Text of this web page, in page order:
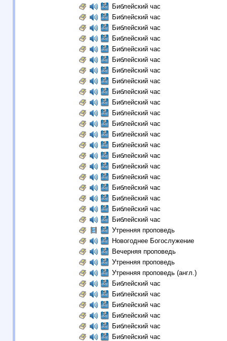
Библейский час
Библейский час
Библейский час
Библейский час
Библейский час
Библейский час
Библейский час
Библейский час
Библейский час
Библейский час
Библейский час
Библейский час
Библейский час
Библейский час
Библейский час
Библейский час
Библейский час
Библейский час
Библейский час
Библейский час
Библейский час
Утренняя проповедь
Новогоднее Богослужение
Вечерняя проповедь
Утренняя проповедь
Утренняя проповедь (англ.)
Библейский час
Библейский час
Библейский час
Библейский час
Библейский час
Библейский час